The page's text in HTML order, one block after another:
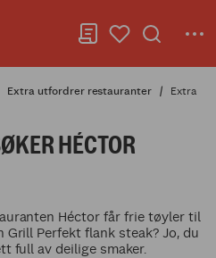
Extra utfordrer restauranter
Extra
HÉCTOR
Héctor får frie tøyler til
Perfekt flank steak? Jo, du
full av deilige smaker.